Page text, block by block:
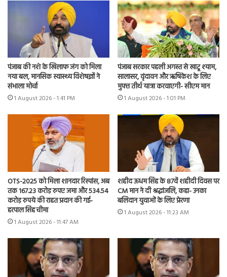
पंजाब की नशे के खिलाफ जंग को मिला
नया बल, मानसिक स्वास्थ्य विशेषज्ञों ने
संभाला मोर्चा
1 August 2026 - 1:41 PM
पंजाब सरकार पहली अगस्त से खाटू श्याम,
सालासर, वृंदावन और ऋषिकेश के लिए
मुफ्त तीर्थ यात्रा करवाएगी- सीएम मान
1 August 2026 - 1:01 PM
OTS-2025 को मिला शानदार रिस्पांस, अब
तक 167.23 करोड़ रुपए जमा और 534.54
करोड़ रुपये की राहत प्रदान की गई-
हरपाल सिंह चीमा
1 August 2026 - 11:47 AM
शहीद ऊधम सिंह के 87वें शहीदी दिवस पर
CM मान ने दी श्रद्धांजलि, कहा- उनका
बलिदान युवाओं के लिए प्रेरणा
1 August 2026 - 11:23 AM